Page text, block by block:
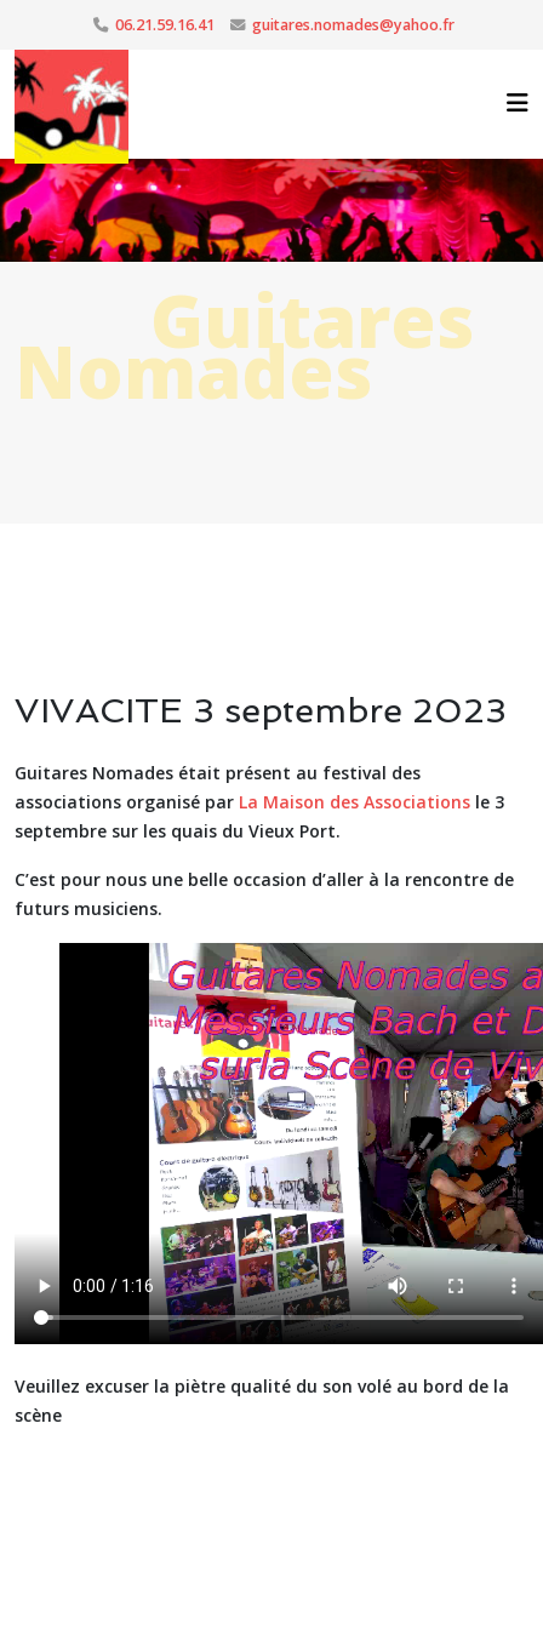
06.21.59.16.41 guitares.nomades@yahoo.fr
Guitares
Nomades
VIVACITE 3 septembre 2023
Guitares Nomades était présent au festival des
associations organisé par La Maison des Associations le 3
septembre sur les quais du Vieux Port.
C’est pour nous une belle occasion d’aller à la rencontre de
futurs musiciens.
Veuillez excuser la piètre qualité du son volé au bord de la
scène